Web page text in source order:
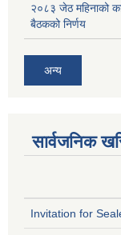
२०८३ जेठ महिनाको
बैठकको निर्णय
अन्य
सार्वजनिक
Invitation for